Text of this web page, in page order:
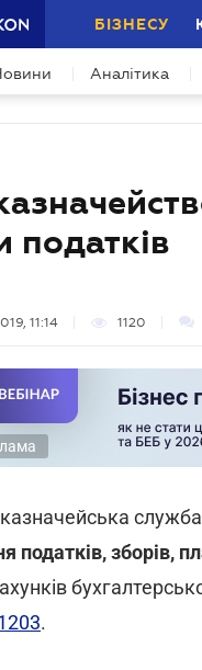
БІЗНЕСУ
Аналітика
податків
11:14 1120
служба
податків, зборів,
.